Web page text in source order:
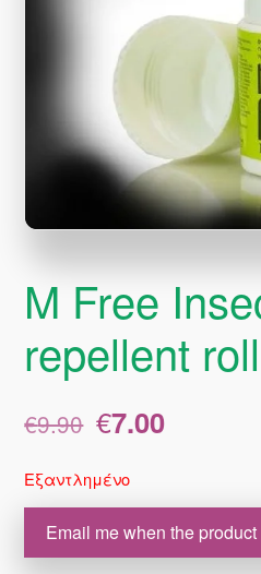
M Free
repellent
€9.90 Original
price
€9.90.
€7.00
Εξαντλημένο
Email me when the